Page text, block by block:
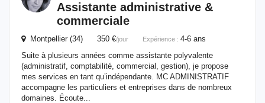
Assistante administrative &
commerciale
Montpellier (34) 350 €/jour Expérience : 4-6 ans
Suite à plusieurs années comme assistante polyvalente
(administratif, comptabilité, commercial, gestion), je propose
mes services en tant qu’indépendante. MC ADMINISTRATIF
accompagne les particuliers et entreprises dans de nombreux
domaines. Écoute...